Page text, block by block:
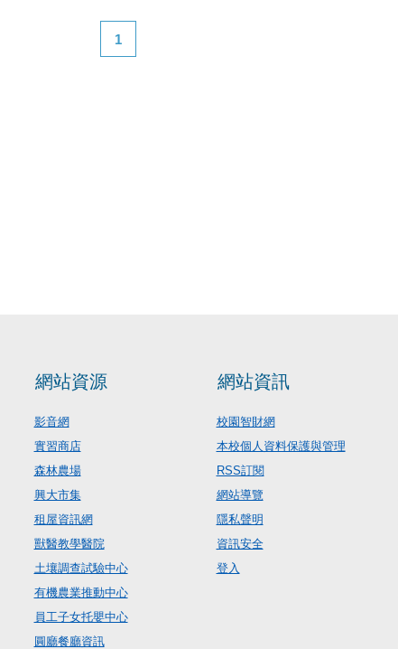
1
網站資源
影音網
實習商店
森林農場
興大市集
租屋資訊網
獸醫教學醫院
土壤調查試驗中心
有機農業推動中心
員工子女托嬰中心
圓廳餐廳資訊
網站資訊
校園智財網
本校個人資料保護與管理
RSS訂閱
網站導覽
隱私聲明
資訊安全
登入